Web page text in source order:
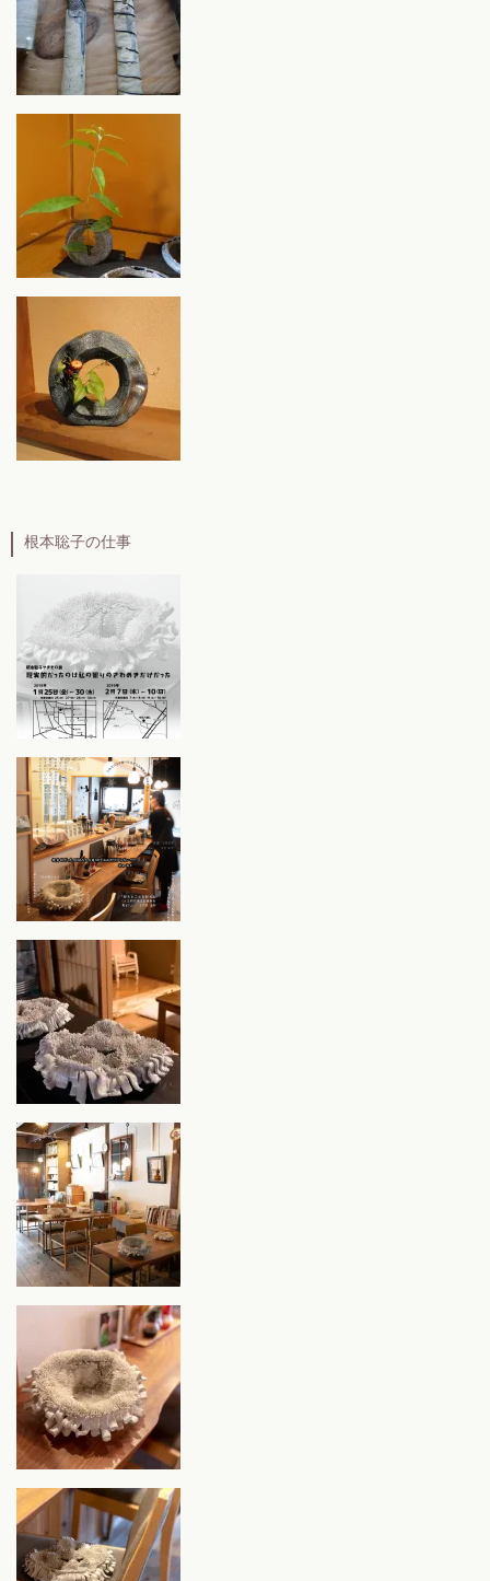
根本聡子の仕事